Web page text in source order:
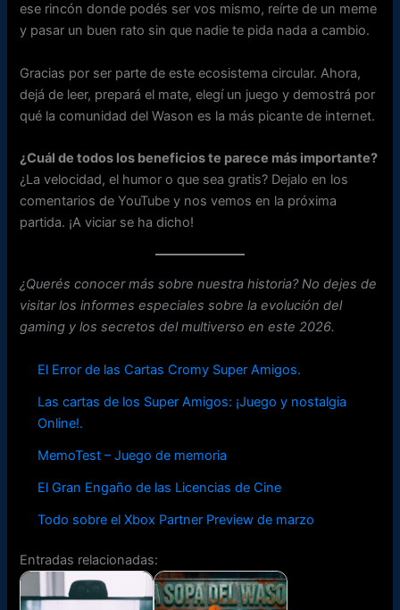
ese rincón donde podés ser vos mismo, reírte de un meme
y pasar un buen rato sin que nadie te pida nada a cambio.
Gracias por ser parte de este ecosistema circular. Ahora,
dejá de leer, prepará el mate, elegí un juego y demostrá por
qué la comunidad del Wason es la más picante de internet.
¿Cuál de todos los beneficios te parece más importante?
¿La velocidad, el humor o que sea gratis? Dejalo en los
comentarios de YouTube y nos vemos en la próxima
partida. ¡A viciar se ha dicho!
¿Querés conocer más sobre nuestra historia? No dejes de
visitar los informes especiales sobre la evolución del
gaming y los secretos del multiverso en este 2026.
El Error de las Cartas Cromy Super Amigos.
Las cartas de los Super Amigos: ¡Juego y nostalgia
Online!.
MemoTest – Juego de memoria
El Gran Engaño de las Licencias de Cine
Todo sobre el Xbox Partner Preview de marzo
Entradas relacionadas: